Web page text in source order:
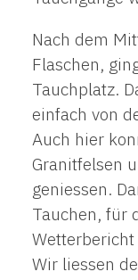
Nach dem
Flaschen,
Tauchplatz.
einfach von
Auch hier
Granitfelsen
geniessen.
Tauchen, für
Wetterbericht
Wir liessen